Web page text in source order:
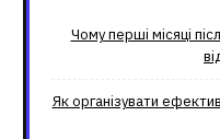
Чому перші місяці
Як організувати